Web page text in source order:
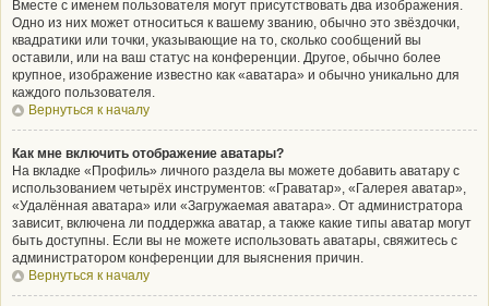
Вместе с именем пользователя могут присутствовать два изображения.
Одно из них может относиться к вашему званию, обычно это звёздочки,
квадратики или точки, указывающие на то, сколько сообщений вы
оставили, или на ваш статус на конференции. Другое, обычно более
крупное, изображение известно как «аватара» и обычно уникально для
каждого пользователя.
Вернуться к началу
Как мне включить отображение аватары?
На вкладке «Профиль» личного раздела вы можете добавить аватару с
использованием четырёх инструментов: «Граватар», «Галерея аватар»,
«Удалённая аватара» или «Загружаемая аватара». От администратора
зависит, включена ли поддержка аватар, а также какие типы аватар могут
быть доступны. Если вы не можете использовать аватары, свяжитесь с
администратором конференции для выяснения причин.
Вернуться к началу